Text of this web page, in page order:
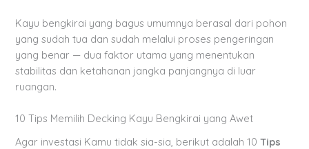
Kayu bengkirai yang bagus umumnya berasal dari pohon
yang sudah tua dan sudah melalui proses pengeringan
yang benar — dua faktor utama yang menentukan
stabilitas dan ketahanan jangka panjangnya di luar
ruangan.
10 Tips Memilih Decking Kayu Bengkirai yang Awet
Agar investasi Kamu tidak sia-sia, berikut adalah 10Tips